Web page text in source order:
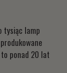
tysiąc lamp
ponad 20 lat